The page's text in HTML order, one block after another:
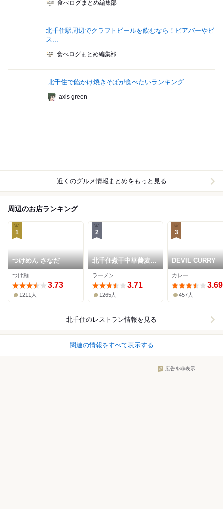
食べログまとめ編集部
北千住駅周辺でクラフトビールを飲むなら！ビアバーやビ
ス...
食べログまとめ編集部
北千住で餡かけ焼きそばが食べたいランキング
axis green
近くのグルメ情報まとめをもっと見る
周辺のお店ランキング
1
つけめん さなだ
つけ麺
3.73
1211人
2
北千住煮干中華蕎麦
かれん
ラーメン
3.71
1265人
3
DEVIL CURRY
カレー
3.69
457人
北千住のレストラン情報を見る
関連の情報をすべて表示する
広告を非表示